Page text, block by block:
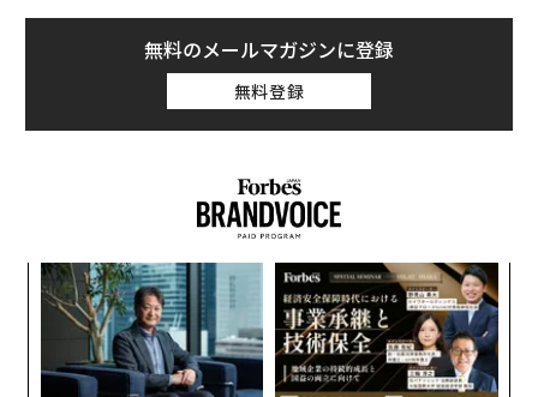
っています。しかしそれに見合うよう臨床医たちを訓練
できていません」イリノイ州の胃腸科医ローレンス･ コ
ジンスキーも同意見だ。ウェアラブルの効果的な運用に
はチーム規模の人員が必要だが、とても足りないとい
う。
Googleは、データを記録し血糖値の上昇を監視できるコ
ンタクトレンズを開発し、米食品医薬品局(FDA)と実用
化に向けて話し合った。しかしこうした新技術も、デー
タを管理するシステムがなければ運用は困難だ。このシ
ステムの欠如が医師の大きな負担だと内科医イアナ･シ
メオノヴは言う。｢100人の患者が各自膨大なデータを持
ってくれば、その処理は困難です｣
無料のメールマガジンに登録
無料登録